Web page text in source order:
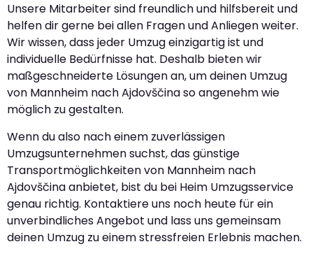
Unsere Mitarbeiter sind freundlich und hilfsbereit und
helfen dir gerne bei allen Fragen und Anliegen weiter.
Wir wissen, dass jeder Umzug einzigartig ist und
individuelle Bedürfnisse hat. Deshalb bieten wir
maßgeschneiderte Lösungen an, um deinen Umzug
von Mannheim nach Ajdovščina so angenehm wie
möglich zu gestalten.
Wenn du also nach einem zuverlässigen
Umzugsunternehmen suchst, das günstige
Transportmöglichkeiten von Mannheim nach
Ajdovščina anbietet, bist du bei Heim Umzugsservice
genau richtig. Kontaktiere uns noch heute für ein
unverbindliches Angebot und lass uns gemeinsam
deinen Umzug zu einem stressfreien Erlebnis machen.